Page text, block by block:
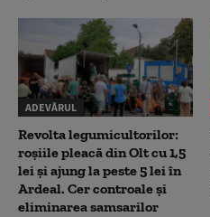
ADEVĂRUL
Revolta legumicultorilor:
roșiile pleacă din Olt cu 1,5
lei și ajung la peste 5 lei în
Ardeal. Cer controale și
eliminarea samsarilor